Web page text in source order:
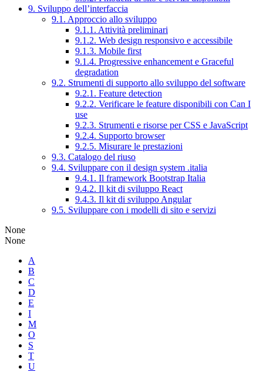
9. Sviluppo dell’interfaccia
9.1. Approccio allo sviluppo
9.1.1. Attività preliminari
9.1.2. Web design responsivo e accessibile
9.1.3. Mobile first
9.1.4. Progressive enhancement e Graceful
degradation
9.2. Strumenti di supporto allo sviluppo del software
9.2.1. Feature detection
9.2.2. Verificare le feature disponibili con Can I
use
9.2.3. Strumenti e risorse per CSS e JavaScript
9.2.4. Supporto browser
9.2.5. Misurare le prestazioni
9.3. Catalogo del riuso
9.4. Sviluppare con il design system .italia
9.4.1. Il framework Bootstrap Italia
9.4.2. Il kit di sviluppo React
9.4.3. Il kit di sviluppo Angular
9.5. Sviluppare con i modelli di sito e servizi
None
None
A
B
C
D
E
I
M
O
S
T
U